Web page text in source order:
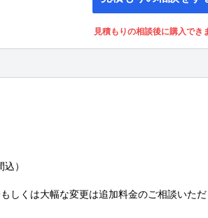
見積もりの相談後に購入でき
）
しくは大幅な変更は追加料金のご相談いただ